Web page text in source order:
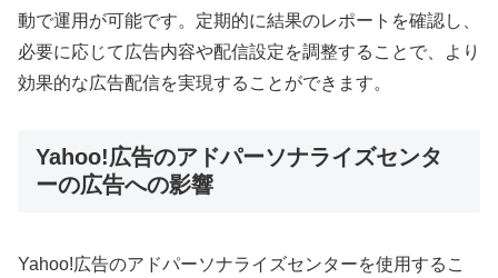
動で運用が可能です。定期的に結果のレポートを確認し、
必要に応じて広告内容や配信設定を調整することで、より
効果的な広告配信を実現することができます。
Yahoo!広告のアドパーソナライズセンタ
ーの広告への影響
Yahoo!広告のアドパーソナライズセンターを使用するこ